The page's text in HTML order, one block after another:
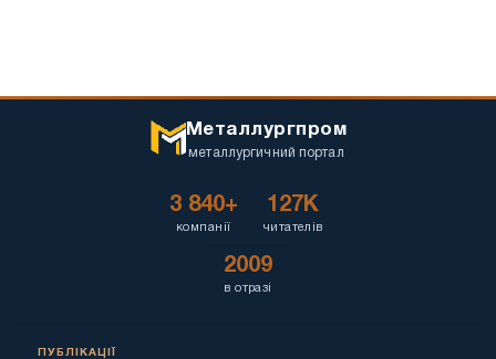
Металлургпром
металлургичний портал
3 840+
компанії
127K
читателів
2009
в отразі
ПУБЛІКАЦІЇ